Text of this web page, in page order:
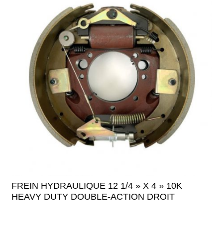
FREIN HYDRAULIQUE 12 1/4 » X 4 » 10K
HEAVY DUTY DOUBLE-ACTION DROIT